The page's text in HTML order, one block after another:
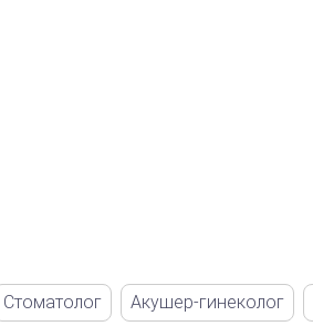
Стоматолог Акушер-гинеколог